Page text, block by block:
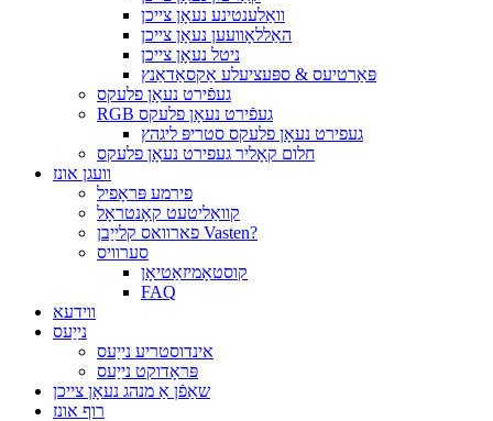
וואַלענטינע נעאָן צייכן
האַללאָוועען נעאָן צייכן
ניטל נעאָן צייכן
פּאַרטיעס & ספּעציעלע אַקסאַדאַנץ
געפֿירט נעאָן פלעקס
RGB געפֿירט נעאָן פלעקס
געפירט נעאָן פלעקס סטריפּ ליגהץ
חלום קאָליר געפירט נעאָן פלעקס
וועגן אונז
פירמע פּראָפיל
קוואַליטעט קאָנטראָל
פארוואס קלייַבן Vasten?
סערוויס
קוסטאָמיזאַטיאָן
FAQ
ווידעא
נייַעס
אינדוסטריע נייַעס
פּראָדוקט נייַעס
שאַפֿן אַ מנהג נעאָן צייכן
רוף אונז